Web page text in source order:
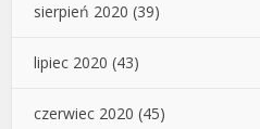
sierpień 2020 (39)
lipiec 2020 (43)
czerwiec 2020 (45)